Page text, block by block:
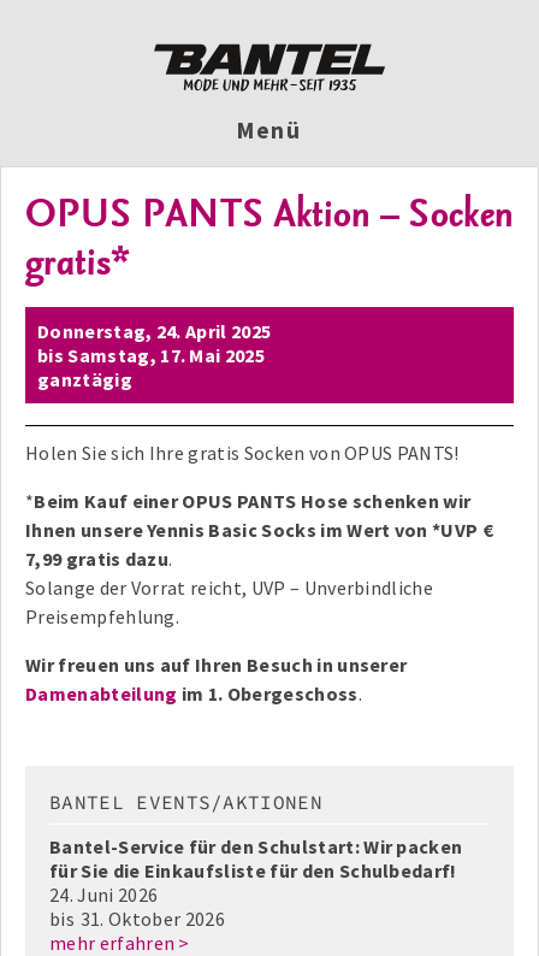
Menü
OPUS PANTS Aktion – Socken
gratis*
Donnerstag, 24. April 2025
bis Samstag, 17. Mai 2025
ganztägig
Holen Sie sich Ihre gratis Socken von OPUS PANTS!
*Beim Kauf einer OPUS PANTS Hose schenken wir
Ihnen unsere Yennis Basic Socks im Wert von *UVP €
7,99 gratis dazu.
Solange der Vorrat reicht, UVP – Unverbindliche
Preisempfehlung.
Wir freuen uns auf Ihren Besuch in unserer
Damenabteilung im 1. Obergeschoss.
BANTEL EVENTS/AKTIONEN
Bantel-Service für den Schulstart: Wir packen
für Sie die Einkaufsliste für den Schulbedarf!
24. Juni 2026
bis 31. Oktober 2026
mehr erfahren >